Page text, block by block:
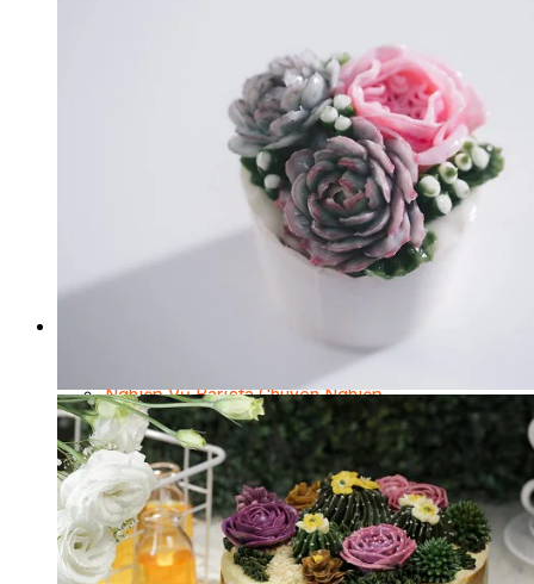
Điểm Tâm Hồng Kông
Học Nấu Ăn Mở Quán
Chuyên Đề Bếp Nóng
Khởi Sự Kinh Doanh Ngành F&B
Khởi Sự Kinh Doanh Nhà Hàng
Bí Quyết Kinh Doanh và Vận Hành Mô Hình Ẩm
Thực
Nghiệp Vụ Bartender Chuyên Nghiệp
Nghiệp Vụ Barista Chuyên Nghiệp
Nghiệp Vụ Flair Bartending Chuyên Nghiệp
Nghiệp Vụ Pha Chế Đặc Biệt
Nghiệp Vụ Pha Chế Tổng Hợp
Nghiệp Vụ Quản Lý Bar
Chuyên Gia Cà Phê
Cà Phê Pha Máy
Khởi Sự Kinh Doanh Cafe – Chuỗi Cafe
Bí Quyết Khởi Nghiệp Mô Hình Đồ Uống